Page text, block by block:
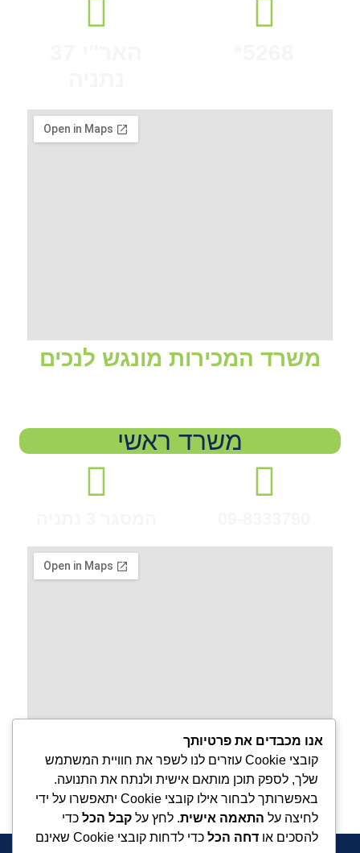
משרד המכירות מונגש לנכים
משרד ראשי
אנו מכבדים את פרטיותך
קובצי Cookie עוזרים לנו לשפר את חוויית המשתמש
שלך, לספק תוכן מותאם אישית ולנתח את התנועה.
באפשרותך לבחור אילו קובצי Cookie יתאפשרו על ידי
לחיצה על התאמה אישית. לחץ על קבל הכלכדי
להסכים או דחה הכל
כדי לדחות קובצי Cookie שאינם